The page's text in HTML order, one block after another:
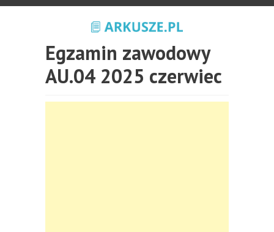
Egzamin zawodowy
AU.04 2025 czerwiec